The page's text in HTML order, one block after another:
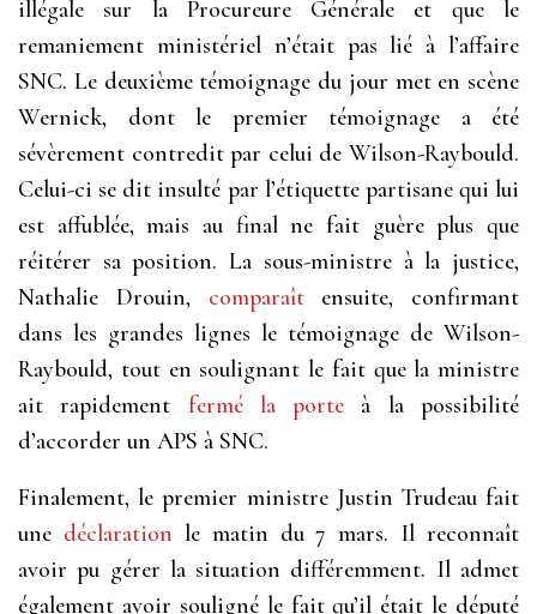
illégale sur la Procureure Générale et que le
remaniement ministériel n’était pas lié à l’affaire
SNC. Le deuxième témoignage du jour met en scène
Wernick, dont le premier témoignage a été
sévèrement contredit par celui de Wilson-Raybould.
Celui-ci se dit insulté par l’étiquette partisane qui lui
est affublée, mais au final ne fait guère plus que
réitérer sa position. La sous-ministre à la justice,
Nathalie Drouin, comparaîtensuite, confirmant
dans les grandes lignes le témoignage de Wilson-
Raybould, tout en soulignant le fait que la ministre
ait rapidement fermé la porte à la possibilité
d’accorder un APS à SNC.
Finalement, le premier ministre Justin Trudeau fait
une déclaration le matin du 7 mars. Il reconnaît
avoir pu gérer la situation différemment. Il admet
également avoir souligné le fait qu’il était le député